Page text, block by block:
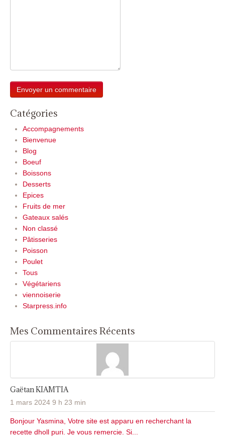
Catégories
Accompagnements
Bienvenue
Blog
Boeuf
Boissons
Desserts
Epices
Fruits de mer
Gateaux salés
Non classé
Pâtisseries
Poisson
Poulet
Tous
Végétariens
viennoiserie
Starpress.info
Mes Commentaires Récents
Gaëtan KIAMTIA
1 mars 2024 9 h 23 min
Bonjour Yasmina, Votre site est apparu en recherchant la
recette dholl puri. Je vous remercie. Si...